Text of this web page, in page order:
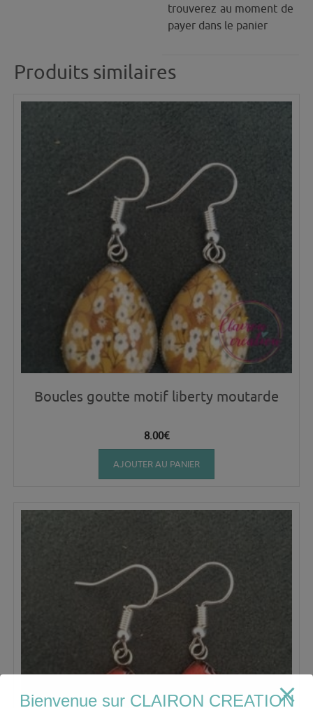
trouverez au moment de
payer dans le panier
Produits similaires
Boucles goutte motif liberty moutarde
8.00€
AJOUTER AU PANIER
Bienvenue sur CLAIRON CREATION